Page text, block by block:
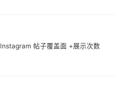
Instagram 帖子覆盖面 +展示次数